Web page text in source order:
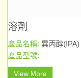
溶劑
產品名稱: 異丙醇(IPA)
產品型號:
View More